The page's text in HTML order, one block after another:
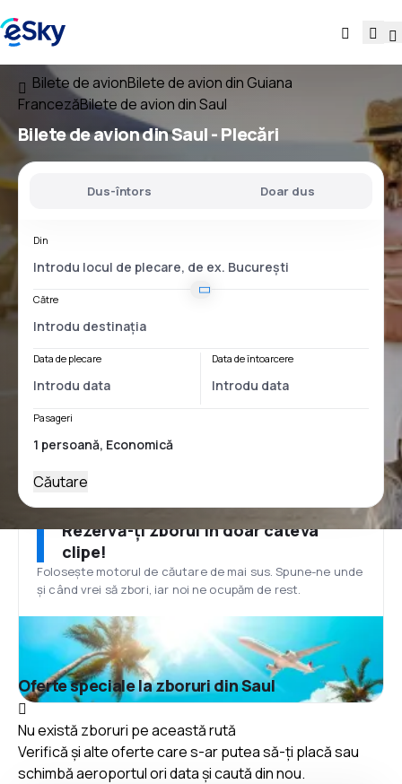
Bilete de avionBilete de avion din Guiana
FrancezăBilete de avion din Saul
Bilete de aviondin Saul- Plecări
Dus-întors Doar dus
Din
Către
Data de plecare Data de întoarcere
Pasageri
Căutare
Rezervă-ți zborul în doar câteva
clipe!
Folosește motorul de căutare de mai sus. Spune-ne unde
și când vrei să zbori, iar noi ne ocupăm de rest.
Oferte speciale la zboruri din Saul
Nu există zboruri pe această rută
Verifică și alte oferte care s-ar putea să-ți placă sau
schimbă aeroportul ori data și caută din nou.